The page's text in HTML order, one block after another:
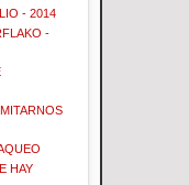
- 2014
-
HAY